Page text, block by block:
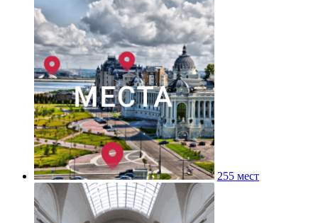
255 мест